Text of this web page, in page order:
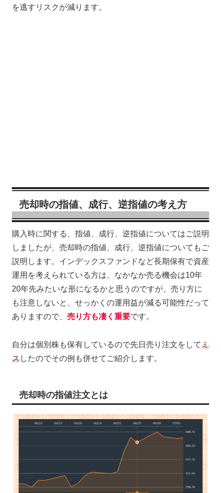
を逃すリスクが減ります。
売却時の指値、成行、逆指値の考え方
購入時に関する、指値、成行、逆指値についてはご説明
しましたが、売却時の指値、成行、逆指値についてもご
説明します。インデックスファンドなど長期保有で資産
運用を考えられている方は、なかなか売る機会は10年
20年先みたいな形になるかと思うのですが、売り方に
も注意しないと、せっかくの運用益が減る可能性だって
ありますので、 売り方も凄く重要です。
自分は個別株も保有しているので先日売り注文をしてミ
スしたのでその例も併せてご紹介します。
売却時の指値注文とは